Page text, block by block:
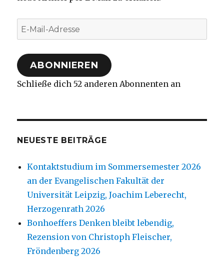
E-
Mail-
Adresse
ABONNIEREN
Schließe dich 52 anderen Abonnenten an
NEUESTE BEITRÄGE
Kontaktstudium im Sommersemester 2026
an der Evangelischen Fakultät der
Universität Leipzig, Joachim Leberecht,
Herzogenrath 2026
Bonhoeffers Denken bleibt lebendig,
Rezension von Christoph Fleischer,
Fröndenberg 2026